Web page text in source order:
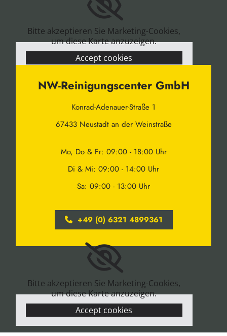
Bitte akzeptieren Sie Marketing-Cookies,
um diese Karte anzuzeigen.
Accept cookies
NW-Reinigungscenter GmbH
Konrad-Adenauer-Straße 1
67433 Neustadt an der Weinstraße
Mo, Do & Fr: 09:00 - 18:00 Uhr
Di & Mi: 09:00 - 14:00 Uhr
Sa: 09:00 - 13:00 Uhr
+49 (0) 6321 4899361
Bitte akzeptieren Sie Marketing-Cookies,
um diese Karte anzuzeigen.
Accept cookies